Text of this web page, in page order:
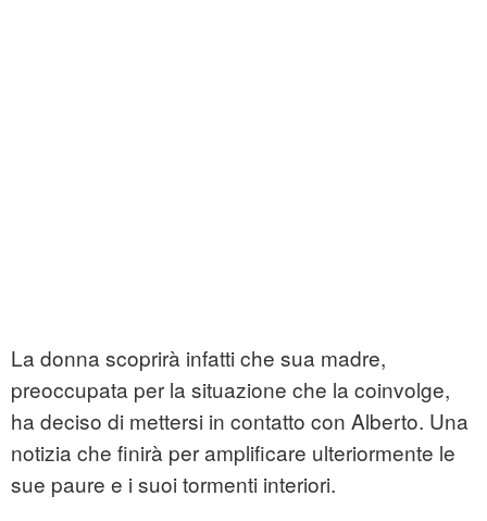
La donna scoprirà infatti che sua madre,
preoccupata per la situazione che la coinvolge,
ha deciso di mettersi in contatto con Alberto. Una
notizia che finirà per amplificare ulteriormente le
sue paure e i suoi tormenti interiori.